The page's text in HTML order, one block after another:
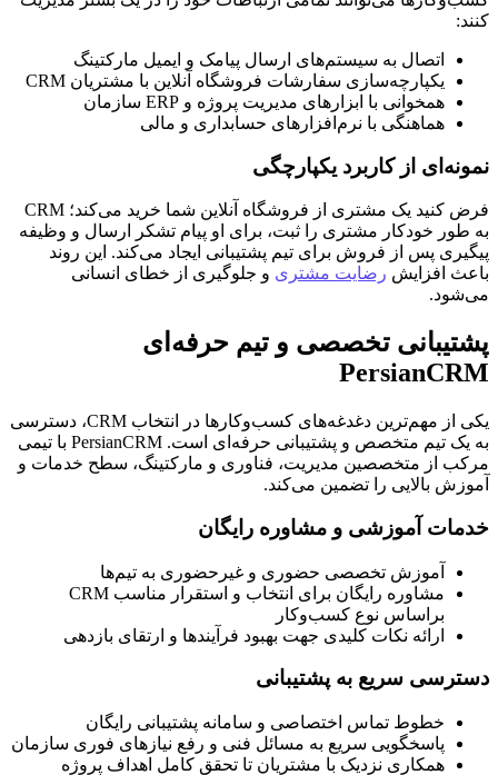
کنند:
اتصال به سیستم‌های ارسال پیامک و ایمیل مارکتینگ
یکپارچه‌سازی سفارشات فروشگاه آنلاین با مشتریان CRM
همخوانی با ابزارهای مدیریت پروژه و ERP سازمان
هماهنگی با نرم‌افزارهای حسابداری و مالی
نمونه‌ای از کاربرد یکپارچگی
فرض کنید یک مشتری از فروشگاه آنلاین شما خرید می‌کند؛ CRM
به طور خودکار مشتری را ثبت، برای او پیام تشکر ارسال و وظیفه
پیگیری پس از فروش برای تیم پشتیبانی ایجاد می‌کند. این روند
باعث افزایش رضایت مشتری و جلوگیری از خطای انسانی
می‌شود.
پشتیبانی تخصصی و تیم حرفه‌ای
PersianCRM
یکی از مهم‌ترین دغدغه‌های کسب‌وکارها در انتخاب CRM، دسترسی
به یک تیم متخصص و پشتیبانی حرفه‌ای است. PersianCRM با تیمی
مرکب از متخصصین مدیریت، فناوری و مارکتینگ، سطح خدمات و
آموزش بالایی را تضمین می‌کند.
خدمات آموزشی و مشاوره رایگان
آموزش تخصصی حضوری و غیرحضوری به تیم‌ها
مشاوره رایگان برای انتخاب و استقرار مناسب CRM
براساس نوع کسب‌وکار
ارائه نکات کلیدی جهت بهبود فرآیندها و ارتقای بازدهی
دسترسی سریع به پشتیبانی
خطوط تماس اختصاصی و سامانه پشتیبانی رایگان
پاسخگویی سریع به مسائل فنی و رفع نیازهای فوری سازمان
همکاری نزدیک با مشتریان تا تحقق کامل اهداف پروژه